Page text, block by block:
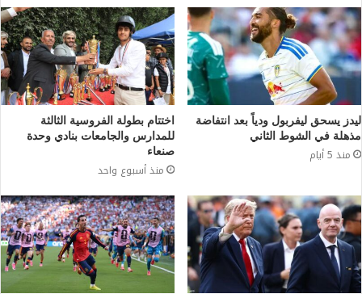
ليدز يسحق ليفربول ودياً بعد انتفاضة
مذهلة في الشوط الثاني
منذ 5 أيام
اختتام بطولة الفروسية الثالثة
للمدارس والجامعات بنادي وحدة
صنعاء
منذ أسبوع واحد